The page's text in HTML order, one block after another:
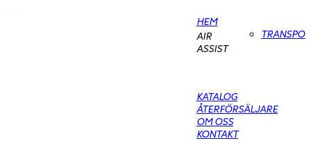
HEM
AIR
ASSIST
KATALOG
ÅTERFÖRSÄLJARE
OM OSS
KONTAKT